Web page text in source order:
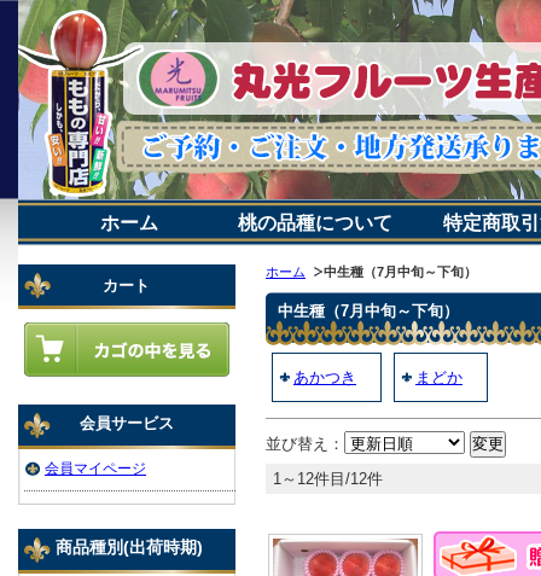
ホーム 桃の品種について 特定商取
ホーム 中生種（7月中旬～下旬）
中生種（7月中旬～下旬）
あかつき まどか
並び替え：
1～12件目/12件
カート
会員サービス
会員マイページ
商品種別(出荷時期)